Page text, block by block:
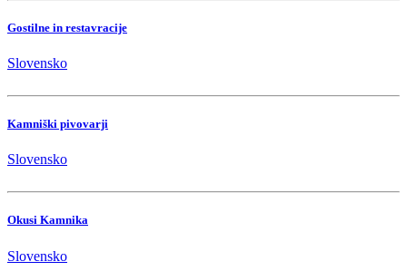
Gostilne in restavracije
Slovensko
Kamniški pivovarji
Slovensko
Okusi Kamnika
Slovensko